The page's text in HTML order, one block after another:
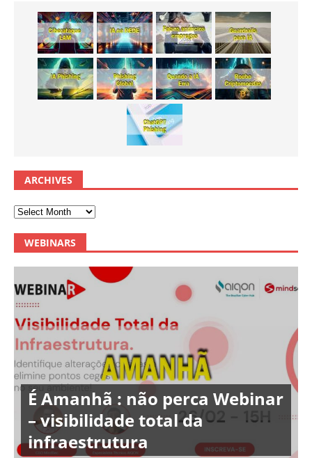
ARCHIVES
WEBINARS
É Amanhã : não perca Webinar
– visibilidade total da
infraestrutura